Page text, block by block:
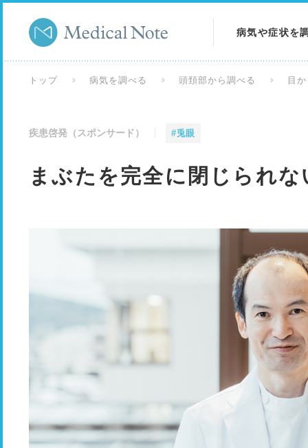
病気や症状を
トップ 病気を調べる 頭頚部から調べる 目
疾患啓発（スポンサード） #兎眼
まぶたを完全に閉じられ